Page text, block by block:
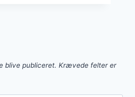
blive publiceret. Krævede felter er